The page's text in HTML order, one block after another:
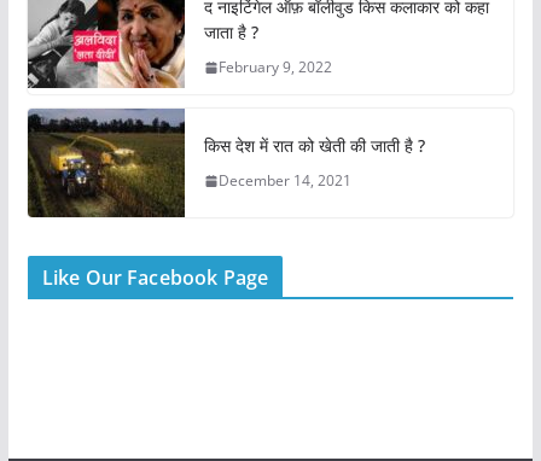
k
द नाइटिंगेल ऑफ़ बॉलीवुड किस कलाकार को कहा
जाता है ?
February 9, 2022
किस देश में रात को खेती की जाती है ?
December 14, 2021
Like Our Facebook Page